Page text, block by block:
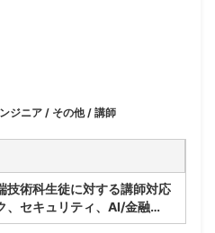
ジニア / その他 / 講師
技術科生徒に対する講師対応
、セキュリティ、AI/金融工
おけるお金の話)、情報Ⅰ